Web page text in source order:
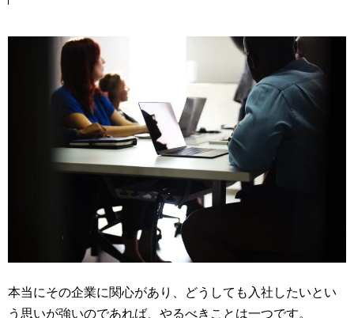
本当にその企業に関心があり、どうしても入社したいとい
う思いが強いのであれば、やるべきことは一つです。